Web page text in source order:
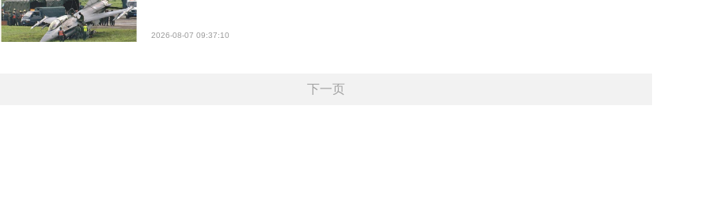
2026-08-07 09:37:10
下一页